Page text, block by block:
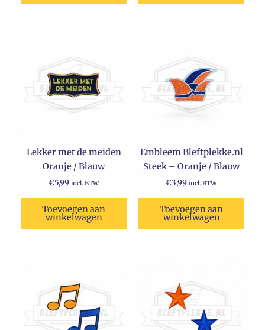
Lekker met de meiden
Oranje / Blauw
€5,99 incl. BTW
Toevoegen aan
winkelwagen
Embleem Bleftplekke.nl
Steek – Oranje / Blauw
€3,99 incl. BTW
Toevoegen aan
winkelwagen